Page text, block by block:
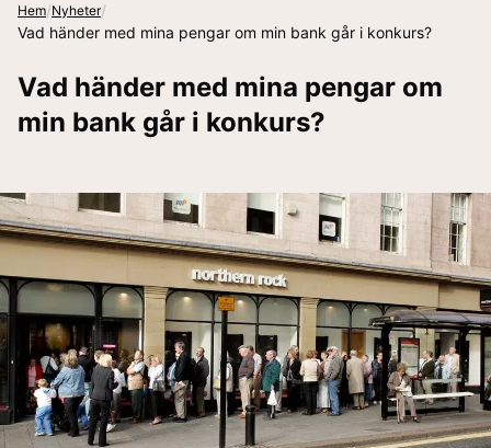
Hem/Nyheter/
Vad händer med mina pengar om min bank går i konkurs?
Vad händer med mina pengar om
min bank går i konkurs?